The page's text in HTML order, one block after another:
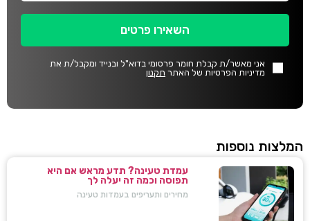
אני מאשר/ת קבלת חומר פרסומי בדוא"ל ובנייד ומקבל/ת את
מדיניות הפרטיות של האתר תקנון
השאירו פרטים
המלצות נוספות
עמדת טעינה? תדע מראש אם היא
תפוסה וכמה זה יעלה לך
מחירים ותעריפים בעמדות טעינה